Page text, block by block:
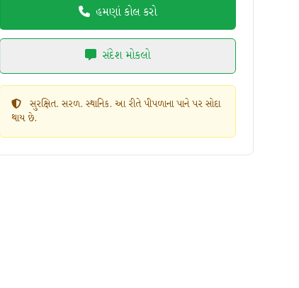
હમણાં કોલ કરો
સંદેશ મોકલો
સુરક્ષિત. સરળ. સ્થાનિક. આ રીતે પીપળાના પાને પર સોદા
થાય છે.